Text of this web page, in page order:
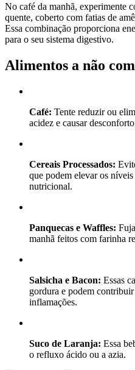
No café da manhã, experimente
quente, coberto com fatias de
Essa combinação proporciona
para o seu sistema digestivo.
Alimentos a não
Café: Tente reduzir ou
acidez e causar
Cereais Processados:
que podem elevar os
nutricional.
Panquecas e Waffles:
manhã feitos com farinha
Salsicha e Bacon: Essas
gordura e podem
inflamações.
Suco de Laranja: Essa
o refluxo ácido ou a azia.